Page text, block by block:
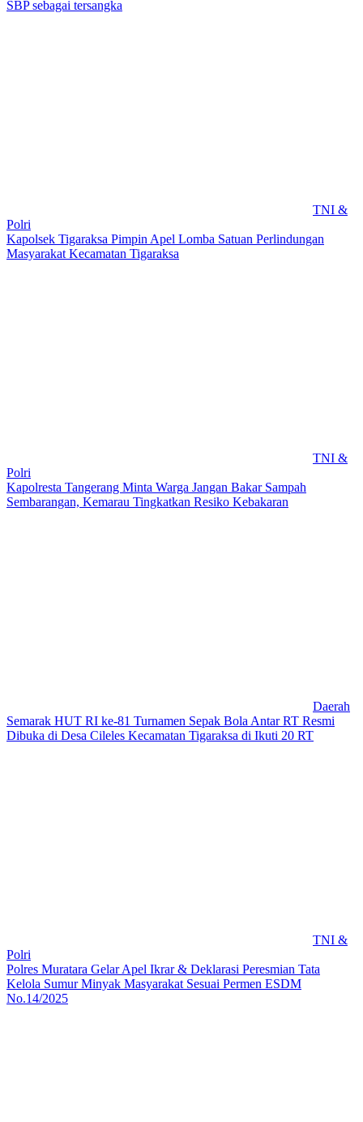
SBP sebagai tersangka
TNI &
Polri
Kapolsek Tigaraksa Pimpin Apel Lomba Satuan Perlindungan
Masyarakat Kecamatan Tigaraksa
TNI &
Polri
Kapolresta Tangerang Minta Warga Jangan Bakar Sampah
Sembarangan, Kemarau Tingkatkan Resiko Kebakaran
Daerah
Semarak HUT RI ke-81 Turnamen Sepak Bola Antar RT Resmi
Dibuka di Desa Cileles Kecamatan Tigaraksa di Ikuti 20 RT
TNI &
Polri
Polres Muratara Gelar Apel Ikrar & Deklarasi Peresmian Tata
Kelola Sumur Minyak Masyarakat Sesuai Permen ESDM
No.14/2025